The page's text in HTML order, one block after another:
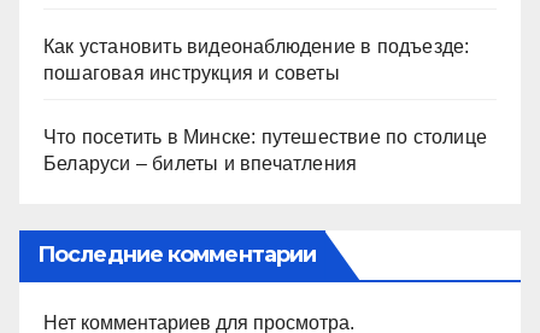
Как установить видеонаблюдение в подъезде:
пошаговая инструкция и советы
Что посетить в Минске: путешествие по столице
Беларуси – билеты и впечатления
Последние комментарии
Нет комментариев для просмотра.